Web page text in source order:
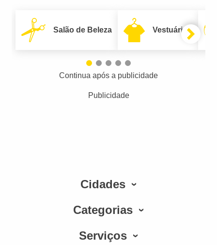
Salão de Beleza Vestuário
Continua após a publicidade
Publicidade
Cidades
Categorias
Serviços